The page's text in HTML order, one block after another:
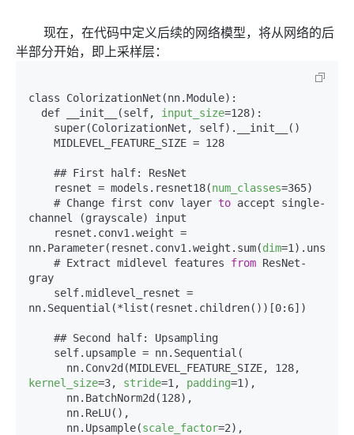
现在，在代码中定义后续的网络模型，将从网络的后
半部分开始，即上采样层：
class ColorizationNet(nn.Module):
  def __init__(self,
input_size=128):
    resnet = models.resnet18(
num_classes=365)
    # Change first conv layer
to accept single-
channel (grayscale) input
nn.Parameter(resnet.conv1.weight.sum(dim
    # Extract midlevel features
from ResNet-
gray
nn.Sequential(*list(resnet.children())[0:6])
kernel_size=3, stride=1, padding=1),
      nn.Upsample(
scale_factor=2),